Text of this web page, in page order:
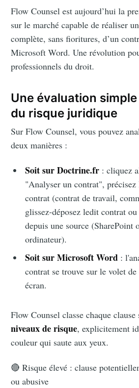
Flow Counsel est aujourd’hui la
sur le marché capable de réaliser
complète, sans fioritures, d’un
Microsoft Word. Une révolution
professionnels du droit.
Une évaluation
du risque juridique
Sur Flow Counsel, vous pouvez
deux manières :
Soit sur Doctrine.fr : cliquez
"Analyser un contrat", précisez
contrat (contrat de travail,
glissez-déposez ledit contrat
depuis une source (SharePoint
ordinateur).
Soit sur Microsoft Word :
contrat se trouve sur le volet
écran.
Flow Counsel classe chaque
niveaux de risque, explicitement
couleur qui saute aux yeux.
🔴 Risque élevé : clause
ou abusive